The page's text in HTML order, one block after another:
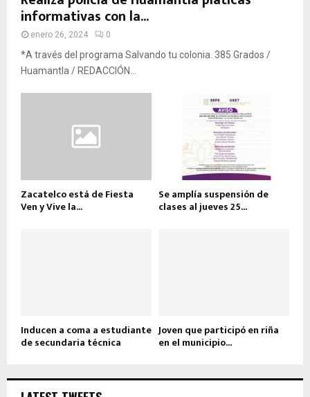
informativas con la...
enero 26, 2024 0
*A través del programa Salvando tu colonia. 385 Grados /
Huamantla / REDACCIÓN...
Zacatelco está de Fiesta
Ven y Vive la...
Se amplía suspensión de
clases al jueves 25...
Inducen a coma a estudiante
de secundaria técnica
Joven que participó en riña
en el municipio...